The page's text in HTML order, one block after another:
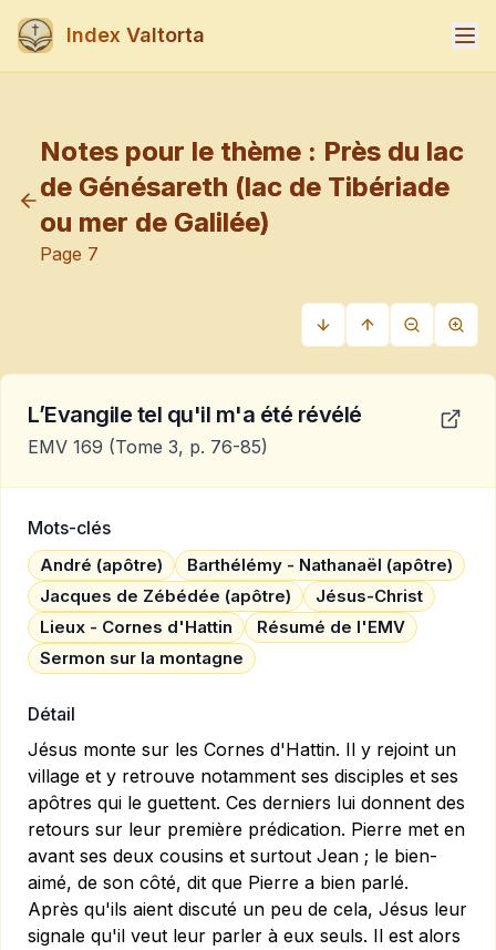
Index Valtorta
Notes pour le thème : Près du lac
de Génésareth (lac de Tibériade
ou mer de Galilée)
Page 7
L’Evangile tel qu'il m'a été révélé
EMV 169 (Tome 3, p. 76-85)
Mots-clés
André (apôtre)
Barthélémy - Nathanaël (apôtre)
Jacques de Zébédée (apôtre)
Jésus-Christ
Lieux - Cornes d'Hattin
Résumé de l'EMV
Sermon sur la montagne
Détail
Jésus monte sur les Cornes d'Hattin. Il y rejoint un
village et y retrouve notamment ses disciples et ses
apôtres qui le guettent. Ces derniers lui donnent des
retours sur leur première prédication. Pierre met en
avant ses deux cousins et surtout Jean ; le bien-
aimé, de son côté, dit que Pierre a bien parlé.
Après qu'ils aient discuté un peu de cela, Jésus leur
signale qu'il veut leur parler à eux seuls. Il est alors